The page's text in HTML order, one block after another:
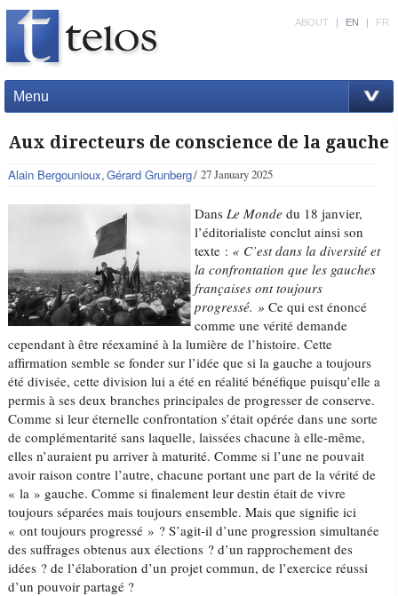
Menu
ABOUT | EN | FR
Aux directeurs de conscience de la gauche
Alain Bergounioux Gérard Grunberg 27 January 2025
DansLe Monde du 18 janvier,
l’éditorialiste conclut ainsi son
texte : « C’est dans la diversité et
la confrontation que les gauches
françaises ont toujours
progressé. » Ce qui est énoncé
comme une vérité demande
cependant à être réexaminé à la lumière de l’histoire. Cette
affirmation semble se fonder sur l’idée que si la gauche a toujours
été divisée, cette division lui a été en réalité bénéfique puisqu’elle a
permis à ses deux branches principales de progresser de conserve.
Comme si leur éternelle confrontation s’était opérée dans une sorte
de complémentarité sans laquelle, laissées chacune à elle-même,
elles n’auraient pu arriver à maturité. Comme si l’une ne pouvait
avoir raison contre l’autre, chacune portant une part de la vérité de
« la » gauche. Comme si finalement leur destin était de vivre
toujours séparées mais toujours ensemble. Mais que signifie ici
« ont toujours progressé » ? S’agit-il d’une progression simultanée
des suffrages obtenus aux élections ? d’un rapprochement des
idées ? de l’élaboration d’un projet commun, de l’exercice réussi
d’un pouvoir partagé ?